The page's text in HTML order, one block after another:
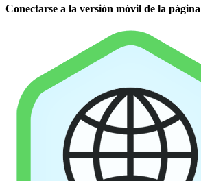
Conectarse a la versión móvil de la página